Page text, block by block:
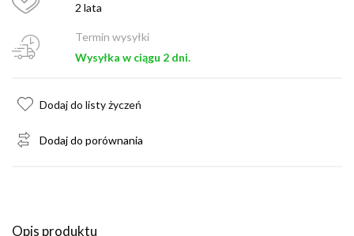
2 lata
Termin wysyłki
Wysyłka w ciągu 2 dni.
Dodaj do listy życzeń
Dodaj do porównania
Opis produktu